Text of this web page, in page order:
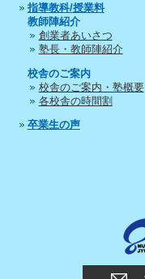
指導教科/授業料
教師陣紹介
創業者あいさつ
塾長・教師陣紹介
校舎のご案内
校舎のご案内・塾概要
各校舎の時間割
卒業生の声